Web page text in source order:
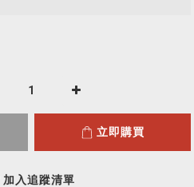
立即購買
加入追蹤清單